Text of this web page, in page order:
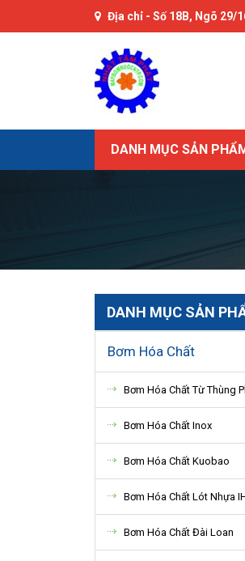
Địa chỉ - Số 18B, Ngõ 29/
DANH MỤC SẢN
DANH MỤC SẢN
Bơm Hóa Chất
Bơm Hóa Chất Từ Thùng
Bơm Hóa Chất Inox
Bơm Hóa Chất Kuobao
Bơm Hóa Chất Lót Nhựa
Bơm Hóa Chất Đài Loan